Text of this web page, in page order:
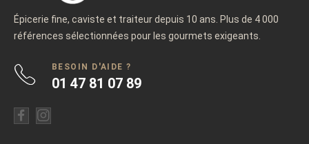
Épicerie fine, caviste et traiteur depuis 10 ans. Plus de 4 000
références sélectionnées pour les gourmets exigeants.
BESOIN D'AIDE ?
01 47 81 07 89